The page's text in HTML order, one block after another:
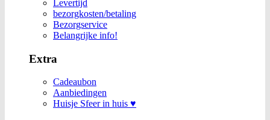
Levertijd
bezorgkosten/betaling
Bezorgservice
Belangrijke info!
Extra
Cadeaubon
Aanbiedingen
Huisje Sfeer in huis ♥